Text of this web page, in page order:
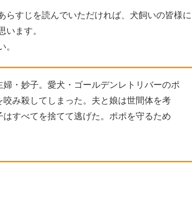
すじを読んでいただければ、犬飼いの皆様に
います。
。
・妙子。愛犬・ゴールデンレトリバーのポ
み殺してしまった。夫と娘は世間体を考
すべてを捨てて逃げた。ポポを守るため